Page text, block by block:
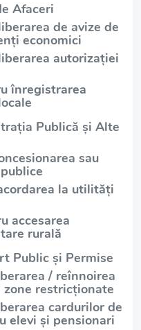
Afaceri
de avize de
economici
autorizației
înregistrarea
Publică și Alte
sau
la utilități
accesarea
rurală
Public și Permise
/ reînnoirea
zone restricționate
cardurilor de
elevi și pensionari